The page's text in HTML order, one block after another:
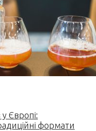
Європі:
формати